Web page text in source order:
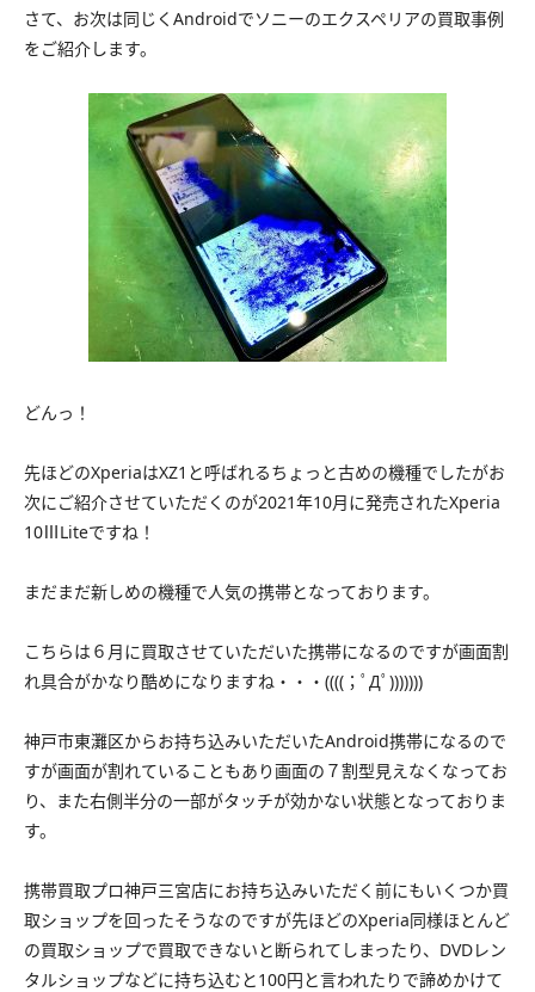
さて、お次は同じくAndroidでソニーのエクスペリアの買取事例
をご紹介します。
どんっ！
先ほどのXperiaはXZ1と呼ばれるちょっと古めの機種でしたがお
次にご紹介させていただくのが2021年10月に発売されたXperia
10ⅢLiteですね！
まだまだ新しめの機種で人気の携帯となっております。
こちらは６月に買取させていただいた携帯になるのですが画面割
れ具合がかなり酷めになりますね・・・((((；ﾟДﾟ)))))))
神戸市東灘区からお持ち込みいただいたAndroid携帯になるので
すが画面が割れていることもあり画面の７割型見えなくなってお
り、また右側半分の一部がタッチが効かない状態となっておりま
す。
携帯買取プロ神戸三宮店にお持ち込みいただく前にもいくつか買
取ショップを回ったそうなのですが先ほどのXperia同様ほとんど
の買取ショップで買取できないと断られてしまったり、DVDレン
タルショップなどに持ち込むと100円と言われたりで諦めかけて